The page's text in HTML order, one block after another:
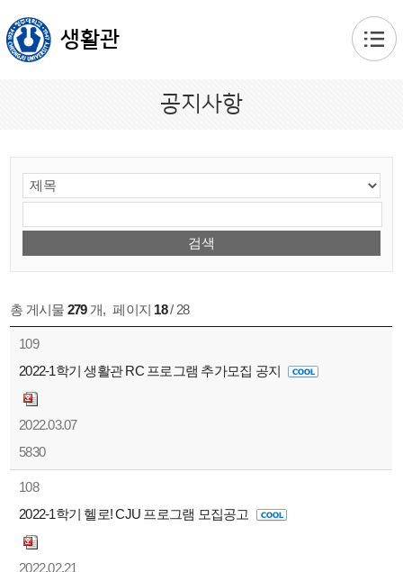
생활관
공지사항
총 게시물 279개, 페이지 18/ 28
109
2022-1학기 생활관 RC 프로그램 추가모집 공지
2022.03.07
5830
108
2022-1학기 헬로! CJU 프로그램 모집공고
2022.02.21